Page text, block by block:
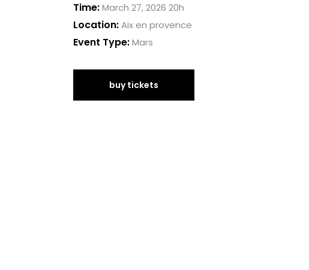
Time:March 27, 2026 20h
Location:Aix en provence
Event Type:Mars
buy tickets